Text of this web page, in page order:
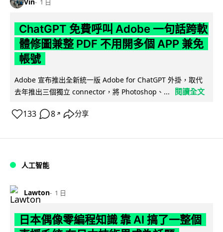
ChatGPT 免費呼叫 Adobe 一句話跨軟
體修圖兼整 PDF 不用開多個 APP 兼免
帳號
Adobe 宣布推出全新統一版 Adobe for ChatGPT 外掛，取代
去年推出三個獨立 connector，將 Photoshop、...
閱讀全文
133 8 ↗ 分享
人工智能
Lawton 1 日
日本偶像零編程知識 靠 AI 搞了一整個